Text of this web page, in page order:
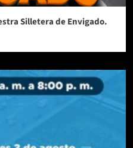
Silletera de Envigado.